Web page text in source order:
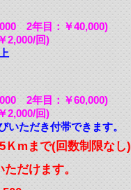
2年目：￥40,000)
2,000/回)
2年目：￥60,000)
2,000/回)
いただき付帯できます。
Ｋmまで(回数制限なし)
だけます。